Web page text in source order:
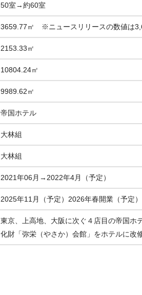
50室→約60室
3659.77㎡ ※ニュースリリースの数値は
2153.33㎡
10804.24㎡
9989.62㎡
帝国ホテル
大林組
大林組
2021年06月→2022年4月（予定）
2025年11月（予定）2026年春開業（予定）
東京、上高地、大阪に次ぐ４店目の帝国ホ
化財「弥栄（やさか）会館」をホテルに改